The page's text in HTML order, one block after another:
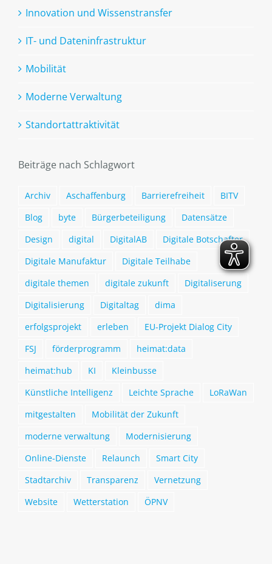
Innovation und Wissenstransfer
IT- und Dateninfrastruktur
Mobilität
Moderne Verwaltung
Standortattraktivität
Beiträge nach Schlagwort
Archiv Aschaffenburg Barrierefreiheit
BITV
Blog
byte Bürgerbeteiligung
Datensätze
Design
digital DigitalAB
Digitale Botschafter
Digitale Manufaktur
Digitale Teilhabe
digitale themen
digitale zukunft
Digitaliserung
Digitalisierung
Digitaltag
dima
erfolgsprojekt
erleben
EU-Projekt Dialog City
FSJ
förderprogramm
heimat:data
heimat:hub
KI
Kleinbusse
Künstliche Intelligenz
Leichte Sprache
LoRaWan
mitgestalten
Mobilität der Zukunft
moderne verwaltung
Modernisierung
Online-Dienste
Relaunch
Smart City
Stadtarchiv
Transparenz
Vernetzung
Website
Wetterstation ÖPNV